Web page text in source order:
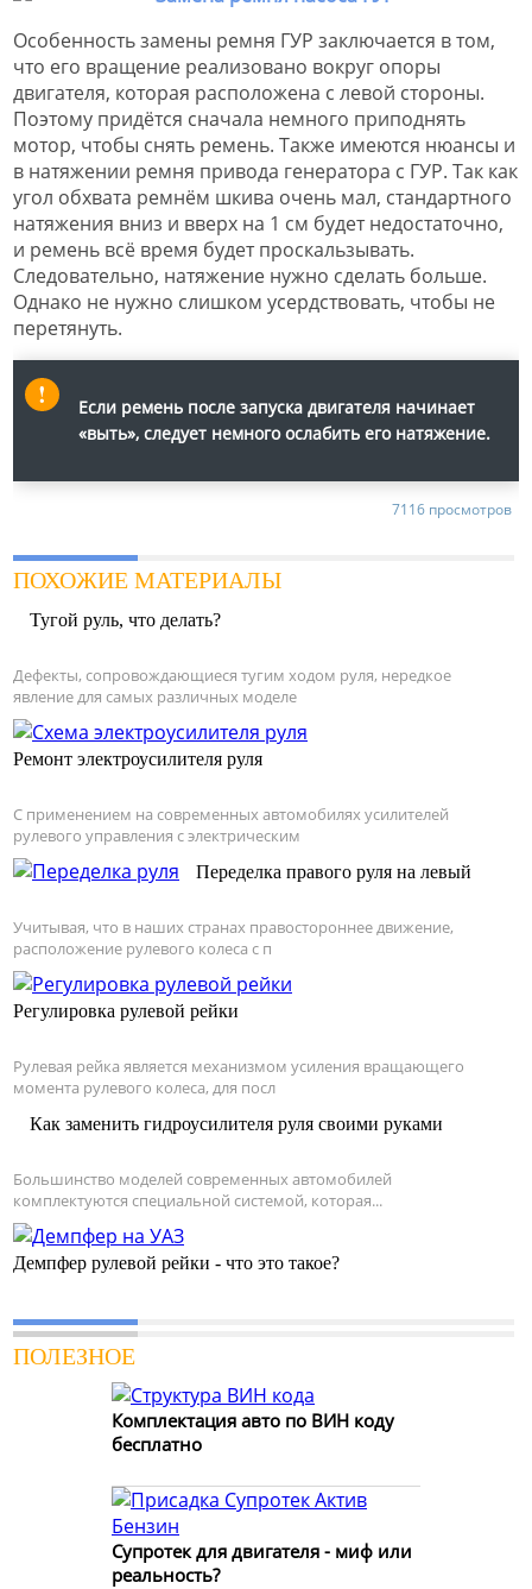
Особенность замены ремня ГУР заключается в том,
что его вращение реализовано вокруг опоры
двигателя, которая расположена с левой стороны.
Поэтому придётся сначала немного приподнять
мотор, чтобы снять ремень. Также имеются нюансы и
в натяжении ремня привода генератора с ГУР. Так как
угол обхвата ремнём шкива очень мал, стандартного
натяжения вниз и вверх на 1 см будет недостаточно,
и ремень всё время будет проскальзывать.
Следовательно, натяжение нужно сделать больше.
Однако не нужно слишком усердствовать, чтобы не
перетянуть.
Если ремень после запуска двигателя начинает
«выть», следует немного ослабить его натяжение.
7116 просмотров
ПОХОЖИЕ МАТЕРИАЛЫ
Тугой руль, что делать?
Дефекты, сопровождающиеся тугим ходом руля, нередкое
явление для самых различных моделе
Ремонт электроусилителя руля
С применением на современных автомобилях усилителей
рулевого управления с электрическим
Переделка правого руля на левый
Учитывая, что в наших странах правостороннее движение,
расположение рулевого колеса с п
Регулировка рулевой рейки
Рулевая рейка является механизмом усиления вращающего
момента рулевого колеса, для посл
Как заменить гидроусилителя руля своими руками
Большинство моделей современных автомобилей
комплектуются специальной системой, которая...
Демпфер рулевой рейки - что это такое?
ПОЛЕЗНОЕ
Комплектация авто по ВИН коду
бесплатно
Супротек для двигателя - миф или
реальность?